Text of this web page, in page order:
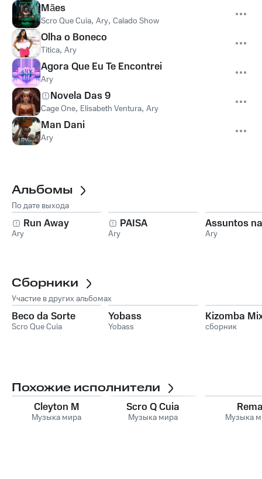
Mães
Scro Que Cuia, Ary, Calado Show
Olha o Boneco
Titica, Ary
Agora Que Eu Te Encontrei
Ary
Novela Das 9
Cage One, Elisabeth Ventura, Ary
Man Dani
Ary
Альбомы
По дате выхода
Run Away
Ary
PAISA
Ary
Assuntos
Ary
Сборники
Участие в других альбомах
Beco da Sorte
Scro Que Cuia
Yobass
Yobass
Kizomba
сборник
Похожие исполнители
Cleyton M
Музыка мира
Scro Q Cuia
Музыка мира Музыка